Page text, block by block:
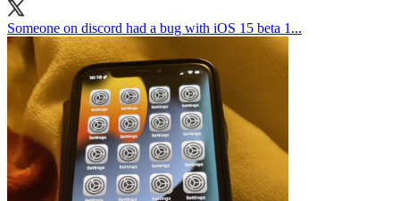
Someone on discord had a bug with iOS 15 beta 1...